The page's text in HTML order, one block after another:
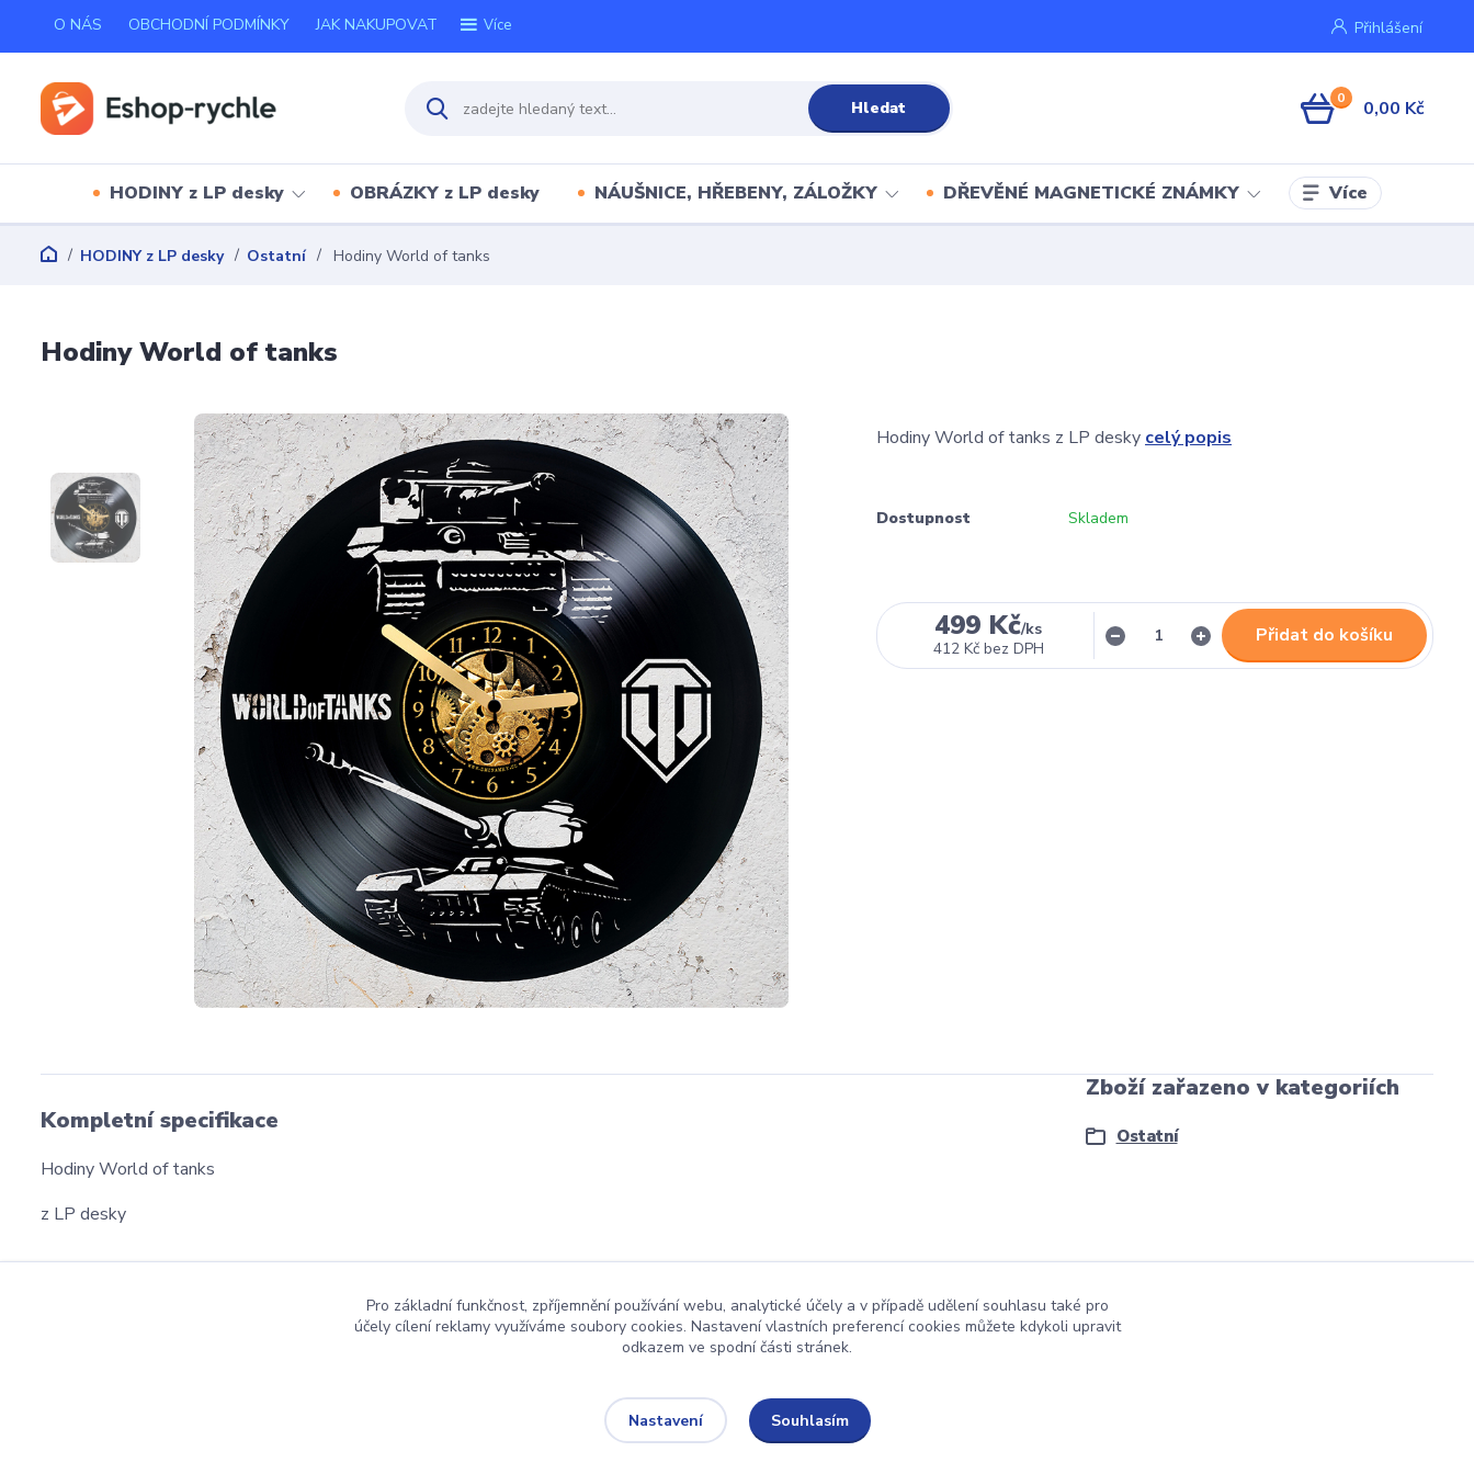
O NÁS OBCHODNÍ PODMÍNKY JAK NAKUPOVAT Více Přihlášení
Hledat 0 0,00 Kč
HODINY z LP desky OBRÁZKY z LP desky NÁUŠNICE, HŘEBENY, ZÁLOŽKY DŘEVĚNÉ MAGNETICKÉ ZNÁMKY Více
HODINY z LP desky Ostatní Hodiny World of tanks
Hodiny World of tanks
Hodiny World of tanks z LP desky celý popis
Dostupnost Skladem
499 Kč/ks
412 Kč bez DPH
Přidat do košíku
Kompletní specifikace
Hodiny World of tanks
z LP desky
Zboží zařazeno v kategoriích
Ostatní
Upravit sběr cookies.
Pro základní funkčnost, zpříjemnění používání webu, analytické účely a v případě udělení souhlasu také pro
účely cílení reklamy využíváme soubory cookies. Nastavení vlastních preferencí cookies můžete kdykoli upravit
odkazem ve spodní části stránek.
Nastavení Souhlasím